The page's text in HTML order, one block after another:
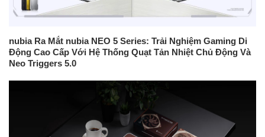
nubia Ra Mắt nubia NEO 5 Series: Trải Nghiệm Gaming Di
Động Cao Cấp Với Hệ Thống Quạt Tản Nhiệt Chủ Động Và
Neo Triggers 5.0